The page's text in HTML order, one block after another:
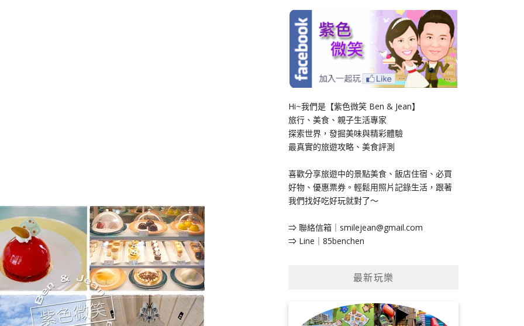
Hi~我們是【紫色微笑 Ben & Jean】
旅行、美食、親子生活專家
探索世界，發掘美味與精彩體驗
最真實的旅遊攻略、美食評測
喜歡分享旅遊中的景點美食、飯店住宿、必買
好物、優惠票券。輕鬆用照片記錄生活，跟著
我們找好吃好玩就對了～
⇒ 聯絡信箱｜ smilejean@gmail.com
⇒ Line｜85benchen
最新玩樂